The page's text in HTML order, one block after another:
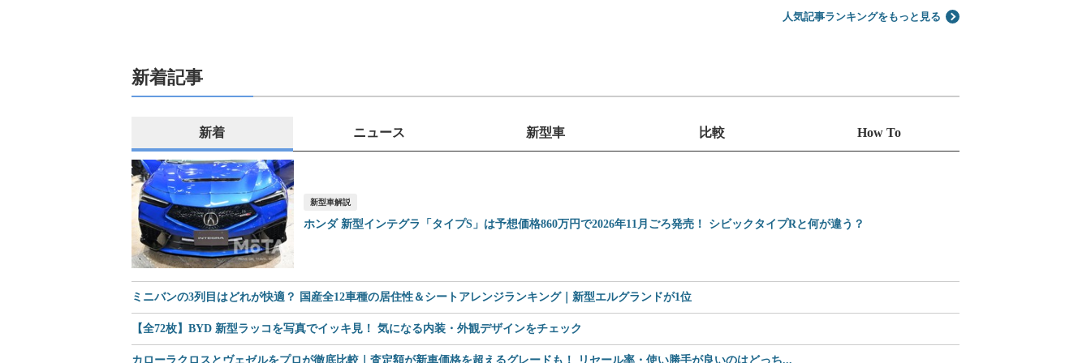
人気記事ランキングをもっと見る
新着記事
新着 ニュース 新型車 比較 How To
新型車解説
ホンダ 新型インテグラ「タイプS」は予想価格860万円で2026年11月ごろ発売！ シビックタイプRと何が違う？
ミニバンの3列目はどれが快適？ 国産全12車種の居住性＆シートアレンジランキング｜新型エルグランドが1位
【全72枚】BYD 新型ラッコを写真でイッキ見！ 気になる内装・外観デザインをチェック
カローラクロスとヴェゼルをプロが徹底比較｜査定額が新車価格を超えるグレードも！ リセール率・使い勝手が良いのはどっち...